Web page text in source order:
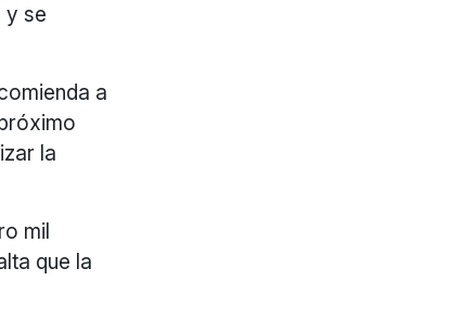
y se
a
la
mil
que la